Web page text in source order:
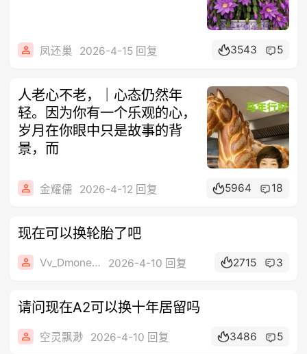
凤还巢 2026-4-15 回复 3543 5
人老心不老，｜心态仍然年
轻。因为你有一个乐观的心，
岁月在你眼中只是故事的背
景，而
金耀儒 2026-4-12 回复 5964 18
现在可以换轮胎了吧
Vv_Dmone_vV 2026-4-10 回复 2715 3
请问现在A2可以换十年居留吗
空灵飘渺 2026-4-10 回复 3486 5